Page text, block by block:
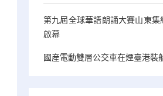
第九屆全球華語朗誦大賽山東集
啟幕
國産電動雙層公交車在煙臺港裝